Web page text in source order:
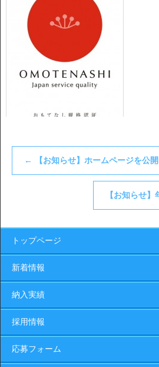
← 【お知らせ】ホームページを公
【お知らせ
トップページ
新着情報
納入実績
採用情報
応募フォーム